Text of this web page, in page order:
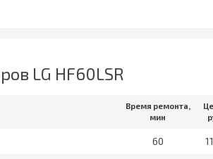
LG HF60LSR
Время ремонта,
мин
60